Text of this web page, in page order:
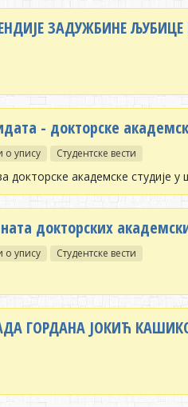
ЗАДУЖБИНЕ
- докторске
о упису Студентске вести
докторске академске студије
докторских
о упису Студентске вести
ГОРДАНА ЈОКИЋ